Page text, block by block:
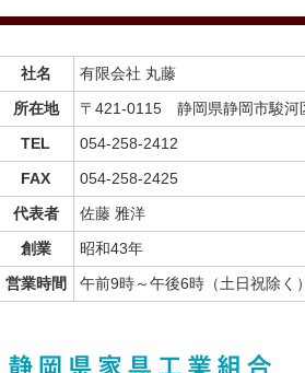
社名
有限会社 丸藤
所在地
〒421-0115 静岡県静岡市駿河
TEL
054-258-2412
FAX
054-258-2425
代表者
佐藤 雅洋
創業
昭和43年
営業時間
午前9時～午後6時（土日祝除く）